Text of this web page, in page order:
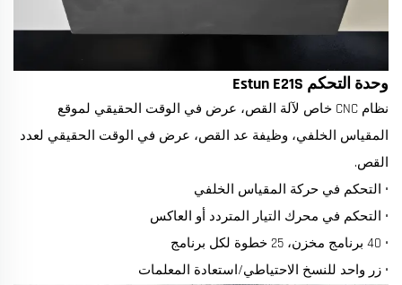
وحدة التحكم Estun E21S
نظام CNC خاص لآلة القص، عرض في الوقت الحقيقي لموقع
المقياس الخلفي، وظيفة عد القص، عرض في الوقت الحقيقي لعدد
القص.
• التحكم في حركة المقياس الخلفي
• التحكم في محرك التيار المتردد أو العاكس
• 40 برنامج مخزن، 25 خطوة لكل برنامج
• زر واحد للنسخ الاحتياطي/استعادة المعلمات